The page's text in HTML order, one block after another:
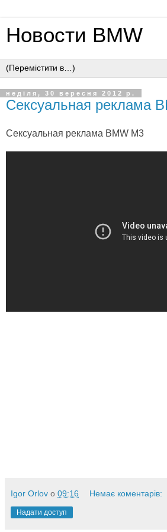
Новости BMW
неділя, 30 вересня 2012 р.
Сексуальная реклама
Сексуальная реклама BMW M3
Igor Orlov о 09:16 Немає коментарів:
Надати доступ